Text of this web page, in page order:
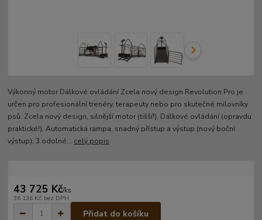
Výkonný motor Dálkové ovládání Zcela nový design Revolution Pro je
určen pro profesionální trenéry, terapeuty nebo pro skutečné milovníky
psů. Zcela nový design, silnější motor (tišší!), Dálkové ovládání (opravdu
praktické!), Automatická rampa, snadný přístup a výstup (nový boční
výstup), 3 odolné... celý popis
43 725 Kč/ks
36 136 Kč bez DPH
Přidat do košíku